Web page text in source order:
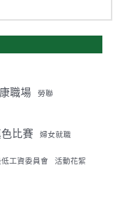
職場 勞聯
比賽 婦女就職
工資委員會 活動花絮